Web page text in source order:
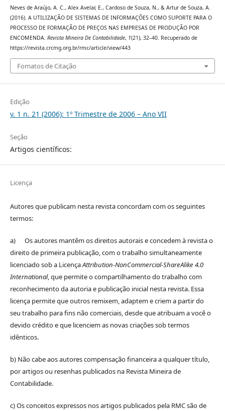
Neves de Araújo, A. C., Alex Avelar, E., Cardoso de Souza, N., & Artur de Souza, A.
(2016). A UTILIZAÇÃO DE SISTEMAS DE INFORMAÇÕES COMO SUPORTE PARA O
PROCESSO DE FORMAÇÃO DE PREÇOS NAS EMPRESAS DE PRODUÇÃO POR
ENCOMENDA. Revista Mineira De Contabilidade, 1(21), 32–40. Recuperado de
https://revista.crcmg.org.br/rmc/article/view/443
Fomatos de Citação
Edição
v. 1 n. 21 (2006): 1º Trimestre de 2006 – Ano VII
Seção
Artigos científicos:
Licença
Autores que publicam nesta revista concordam com os seguintes
termos:
a) Os autores mantêm os direitos autorais e concedem à revista o
direito de primeira publicação, com o trabalho simultaneamente
licenciado sob a LicençaAttribution-NonCommercial-ShareAlike 4.0
International, que permite o compartilhamento do trabalho com
reconhecimento da autoria e publicação inicial nesta revista. Essa
licença permite que outros remixem, adaptem e criem a partir do
seu trabalho para fins não comerciais, desde que atribuam a você o
devido crédito e que licenciem as novas criações sob termos
idênticos.
b) Não cabe aos autores compensação financeira a qualquer título,
por artigos ou resenhas publicados na Revista Mineira de
Contabilidade.
c) Os conceitos expressos nos artigos publicados pela RMC são de